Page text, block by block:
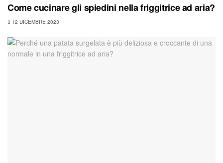
Come cucinare gli spiedini nella friggitrice ad aria?
12 DICEMBRE 2023